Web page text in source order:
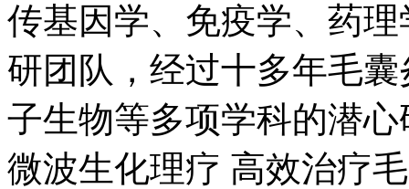
传基因学、免疫学、药
研团队，经过十多年毛
子生物等多项学科的潜
微波生化理疗 高效治疗